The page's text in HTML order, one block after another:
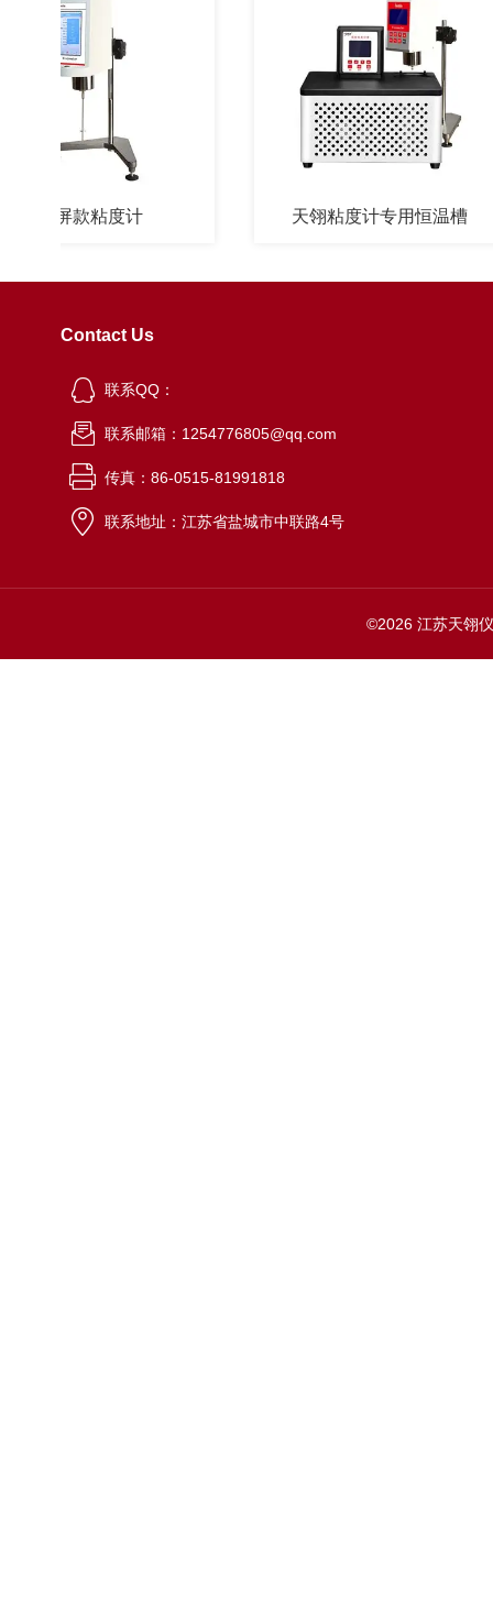
屏款粘度计 天翎粘度计专用恒温槽
Contact Us
联系QQ：
联系邮箱：1254776805@qq.com
传真：86-0515-81991818
联系地址：江苏省盐城市中联路4号
©2026 江苏天翎